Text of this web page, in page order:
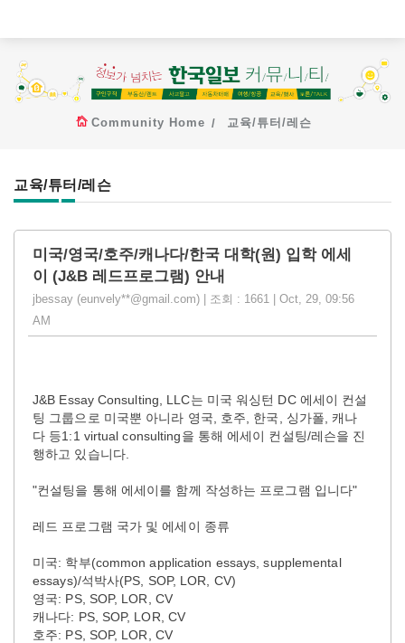
Community Home 교육/튜터/레슨
교육/튜터/레슨
미국/영국/호주/캐나다/한국 대학(원) 입학 에세
이 (J&B 레드프로그램) 안내
jbessay (eunvely**@gmail.com) | 조회 : 1661 | Oct, 29, 09:56
AM
J&B Essay Consulting, LLC는 미국 워싱턴 DC 에세이 컨설
팅 그룹으로 미국뿐 아니라 영국, 호주, 한국, 싱가폴, 캐나
다 등1:1 virtual consulting을 통해 에세이 컨설팅/레슨을 진
행하고 있습니다.
"컨설팅을 통해 에세이를 함께 작성하는 프로그램 입니다"
레드 프로그램 국가 및 에세이 종류
미국: 학부(common application essays, supplemental
essays)/석박사(PS, SOP, LOR, CV)
영국: PS, SOP, LOR, CV
캐나다: PS, SOP, LOR, CV
호주: PS, SOP, LOR, CV